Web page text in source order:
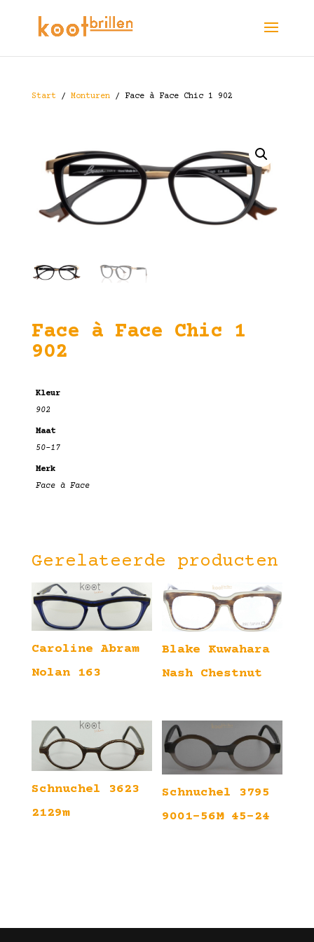
Start/ Monturen/ Face à Face Chic 1 902
Face à Face Chic 1
902
Kleur
902
Maat
50-17
Merk
Face à Face
Gerelateerde producten
Caroline Abram
Nolan 163
Blake Kuwahara
Nash Chestnut
Schnuchel 3623
2129m
Schnuchel 3795
9001-56M 45-24